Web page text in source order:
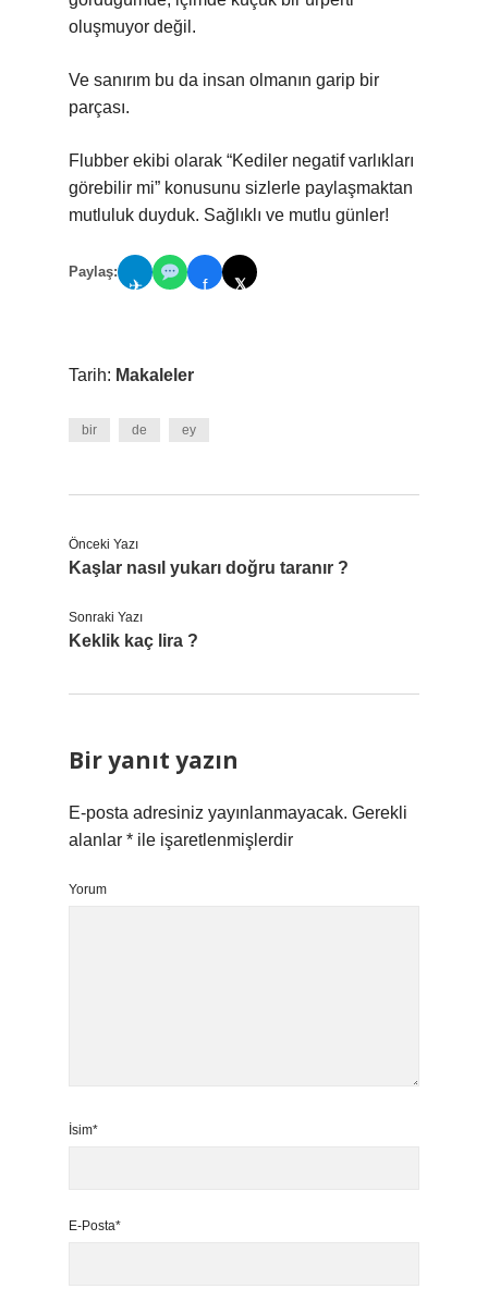
oluşmuyor değil.
Ve sanırım bu da insan olmanın garip bir
parçası.
Flubber ekibi olarak “Kediler negatif varlıkları
görebilir mi” konusunu sizlerle paylaşmaktan
mutluluk duyduk. Sağlıklı ve mutlu günler!
Paylaş:
✈ f 𝕏
Tarih: Makaleler
bir de ey
Önceki Yazı
Kaşlar nasıl yukarı doğru taranır ?
Sonraki Yazı
Keklik kaç lira ?
Bir yanıt yazın
E-posta adresiniz yayınlanmayacak. Gerekli
alanlar * ile işaretlenmişlerdir
Yorum
İsim*
E-Posta*